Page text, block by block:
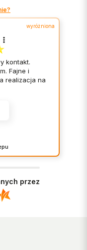
zadowoleni, że
do nas wrócisz
wyróżniona
kontakt.
Fajne i
realizacja na
przez